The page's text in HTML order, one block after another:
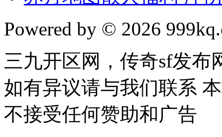
Powered by © 2026
三九开区网，传奇sf发布
如有异议请与我们联系
不接受任何赞助和广告